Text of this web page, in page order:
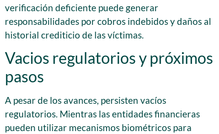
verificación deficiente puede generar
responsabilidades por cobros indebidos y daños al
historial crediticio de las víctimas.
Vacios regulatorios y próximos
pasos
A pesar de los avances, persisten vacíos
regulatorios. Mientras las entidades financieras
pueden utilizar mecanismos biométricos para